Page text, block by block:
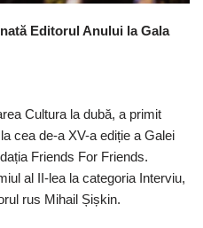
Editorul Anului la Gala
Cultura la dubă, a primit
cea de-a XV-a ediție a Galei
Friends For Friends.
al II-lea la categoria Interviu,
rus Mihail Șișkin.